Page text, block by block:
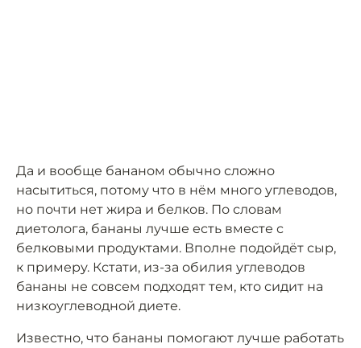
Да и вообще бананом обычно сложно
насытиться, потому что в нём много углеводов,
но почти нет жира и белков. По словам
диетолога, бананы лучше есть вместе с
белковыми продуктами. Вполне подойдёт сыр,
к примеру. Кстати, из-за обилия углеводов
бананы не совсем подходят тем, кто сидит на
низкоуглеводной диете.
Известно, что бананы помогают лучше работать